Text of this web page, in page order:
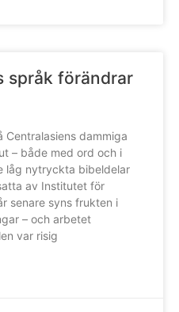
språk förändrar
dammiga
– både med ord och i
låg nytryckta bibeldelar
av Institutet för
senare syns frukten i
– och arbetet
var risig